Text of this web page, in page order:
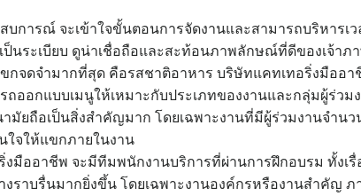
บการณ์ จะเข้าใจขั้นตอนการจัดงานและสามารถบริหารเ
ป็นระเบียบ ดูน่าเชื่อถือและสะท้อนภาพลักษณ์ที่ดีของเจ้าภ
กจดจำมากที่สุด คือรสชาติอาหาร บริษัทแคทเทอริ่งมือ
ออกแบบเมนูให้เหมาะกับประเภทของงานและกลุ่มผู้ร่วม
ามัยถือเป็นสิ่งสำคัญมาก โดยเฉพาะงานที่มีผู้ร่วมงานจำ
ใจให้แขกภายในงาน
งมืออาชีพ จะมีทีมพนักงานบริการที่ผ่านการฝึกอบรม ทั้งเ
ราบรื่นมากยิ่งขึ้น โดยเฉพาะงานองค์กรหรืองานสำคัญ